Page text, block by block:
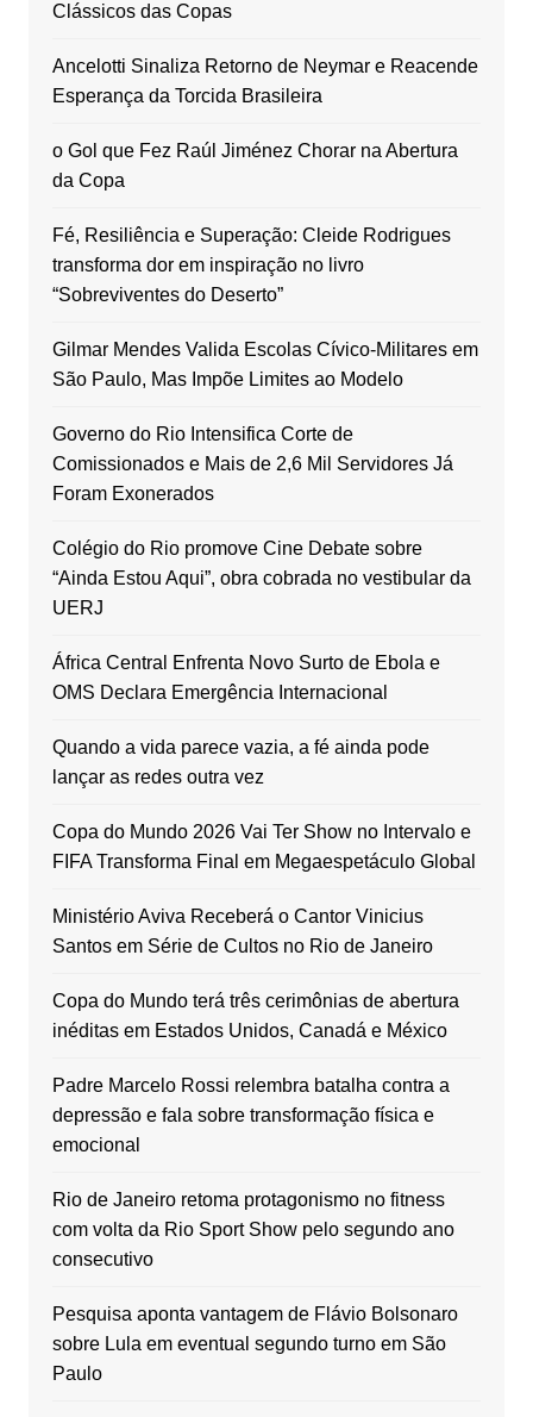
Clássicos das Copas
Ancelotti Sinaliza Retorno de Neymar e Reacende
Esperança da Torcida Brasileira
o Gol que Fez Raúl Jiménez Chorar na Abertura
da Copa
Fé, Resiliência e Superação: Cleide Rodrigues
transforma dor em inspiração no livro
“Sobreviventes do Deserto”
Gilmar Mendes Valida Escolas Cívico-Militares em
São Paulo, Mas Impõe Limites ao Modelo
Governo do Rio Intensifica Corte de
Comissionados e Mais de 2,6 Mil Servidores Já
Foram Exonerados
Colégio do Rio promove Cine Debate sobre
“Ainda Estou Aqui”, obra cobrada no vestibular da
UERJ
África Central Enfrenta Novo Surto de Ebola e
OMS Declara Emergência Internacional
Quando a vida parece vazia, a fé ainda pode
lançar as redes outra vez
Copa do Mundo 2026 Vai Ter Show no Intervalo e
FIFA Transforma Final em Megaespetáculo Global
Ministério Aviva Receberá o Cantor Vinicius
Santos em Série de Cultos no Rio de Janeiro
Copa do Mundo terá três cerimônias de abertura
inéditas em Estados Unidos, Canadá e México
Padre Marcelo Rossi relembra batalha contra a
depressão e fala sobre transformação física e
emocional
Rio de Janeiro retoma protagonismo no fitness
com volta da Rio Sport Show pelo segundo ano
consecutivo
Pesquisa aponta vantagem de Flávio Bolsonaro
sobre Lula em eventual segundo turno em São
Paulo